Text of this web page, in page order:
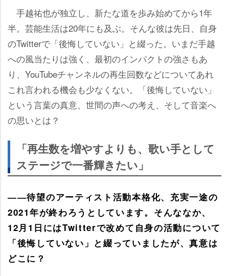
手越祐也が独立し、新たな道を歩み始めてから1年
半。芸能生活は20年にも及ぶ。そんな彼は先日、自身
のTwitterで「後悔していない」と綴った。いまだ手越
への風当たりは強く、最初のインパクトの強さもあ
り、YouTubeチャンネルの再生回数などについてあれ
これ言われる機会も少なくない。「後悔していない」
という言葉の真意、世間の声への考え、そして音楽へ
の思いとは？
「再生数を増やすよりも、歌い手として
ステージで一番輝きたい」
――待望のアーティスト活動本格化、充実一途の
2021年が終わろうとしています。そんななか、
12月1日にはTwitterで改めて自身の活動について
「後悔していない」と綴っていましたが、真意は
どこに？